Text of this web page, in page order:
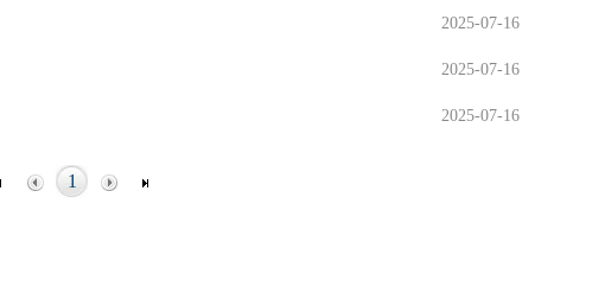
2025-07-16
2025-07-16
2025-07-16
1